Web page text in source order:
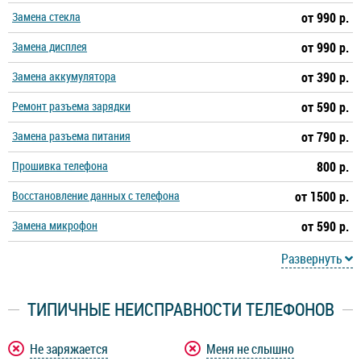
Замена стекла от 990 р.
Замена дисплея от 990 р.
Замена аккумулятора от 390 р.
Ремонт разъема зарядки от 590 р.
Замена разъема питания от 790 р.
Прошивка телефона 800 р.
Восстановление данных с телефона от 1500 р.
Замена микрофон
от 590 р.
Развернуть
ТИПИЧНЫЕ НЕИСПРАВНОСТИ ТЕЛЕФОНОВ
Не заряжается
Меня не слышно